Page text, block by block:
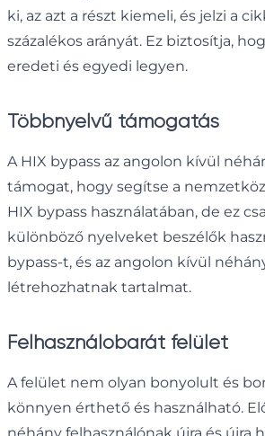
ki, az azt a részt kiemeli, és jelzi a
százalékos arányát. Ez biztosítja,
eredeti és egyedi legyen.
Többnyelvű támogatás
A HIX bypass az angolon kívül
támogat, hogy segítse a
HIX bypass használatában, de ez
különböző nyelveket beszélők
bypass-t, és az angolon kívül
létrehozhatnak tartalmat.
Felhasználóbarát felület
A felület nem olyan bonyolult és
könnyen érthető és használható.
néhány felhasználónak újra és újra